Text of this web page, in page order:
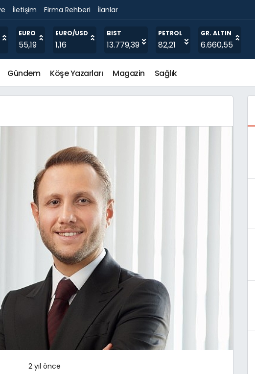
İletişim Firma Rehberi İlanlar
EURO
55,19
EURO/USD
1,16
BIST
13.779,39
PETROL
82,21
GR. ALTIN
6.660,55
Gündem Köşe Yazarları Magazin Sağlık
2 yıl önce